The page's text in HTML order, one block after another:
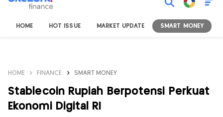
HOME HOT ISSUE MARKET UPDATE SMART MONEY
HOME FINANCE SMART MONEY
Stablecoin Rupiah Berpotensi Perkuat
Ekonomi Digital RI